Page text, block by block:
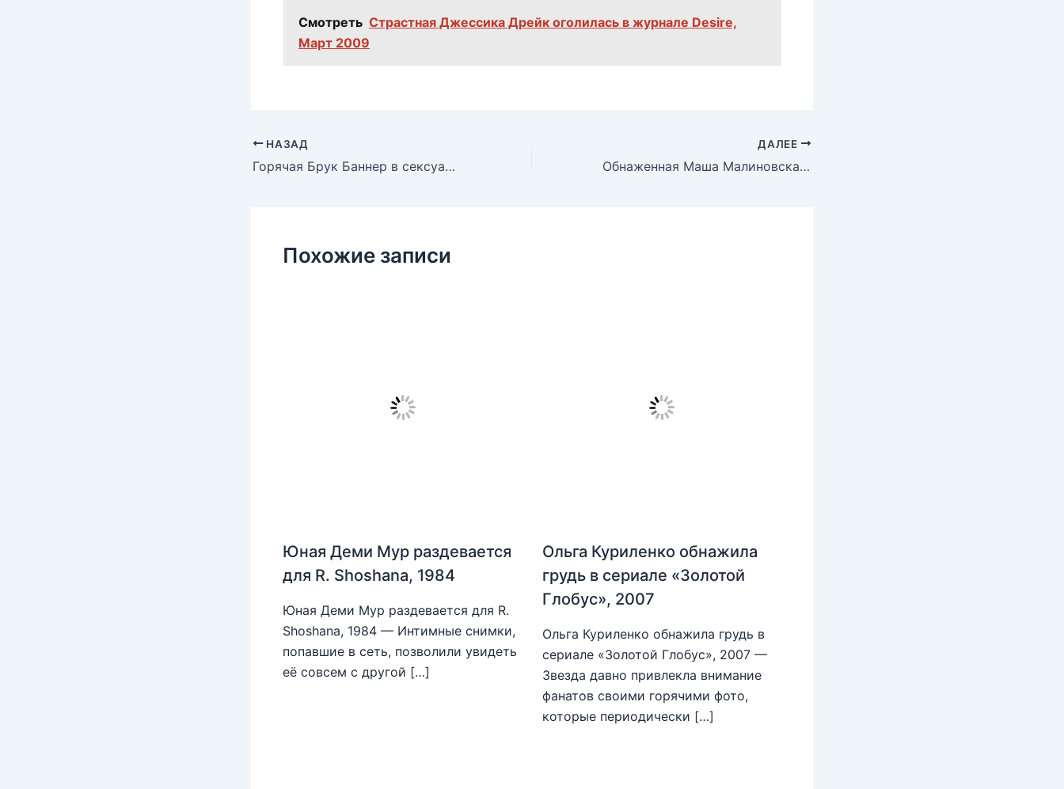
Смотреть Страстная Джессика Дрейк оголилась в журнале Desire,
Март 2009
НАЗАД
Горячая Брук Баннер в сексуальном белье снялась в журнале Cheating Housewives, 2013
ДАЛЕЕ
Обнаженная Маша Малиновская в журнале Playboy, 2009
Похожие записи
Юная Деми Мур раздевается
для R. Shoshana, 1984
Юная Деми Мур раздевается для R.
Shoshana, 1984 — Интимные снимки,
попавшие в сеть, позволили увидеть
её совсем с другой […]
Ольга Куриленко обнажила
грудь в сериале «Золотой
Глобус», 2007
Ольга Куриленко обнажила грудь в
сериале «Золотой Глобус», 2007 —
Звезда давно привлекла внимание
фанатов своими горячими фото,
которые периодически […]